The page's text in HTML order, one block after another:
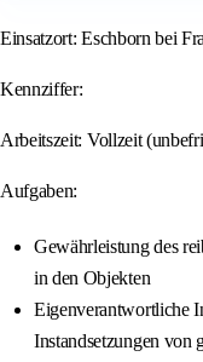
Einsatzort: Eschborn bei
Kennziffer:
Arbeitszeit: Vollzeit
Aufgaben:
Gewährleistung des
in den Objekten
Eigenverantwortliche
Instandsetzungen von